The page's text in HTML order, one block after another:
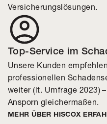
Versicherungslösungen.
Top-Service im
Unsere Kunden
professionellen
weiter (lt. Umfrage 2023)
Ansporn gleichermaßen.
MEHR ÜBER HISCOX